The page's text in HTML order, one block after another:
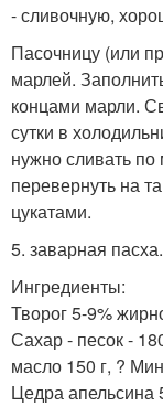
- сливочную,
Пасочницу (или
марлей.
концами марли.
сутки в
нужно сливать
перевернуть на
цукатами.
5. заварная пасха.
Ингредиенты:
Творог 5-9%
Сахар - песок -
масло 150 г, ?
Цедра апельсина